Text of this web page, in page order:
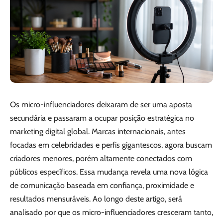
Os micro-influenciadores deixaram de ser uma aposta
secundária e passaram a ocupar posição estratégica no
marketing digital global. Marcas internacionais, antes
focadas em celebridades e perfis gigantescos, agora buscam
criadores menores, porém altamente conectados com
públicos específicos. Essa mudança revela uma nova lógica
de comunicação baseada em confiança, proximidade e
resultados mensuráveis. Ao longo deste artigo, será
analisado por que os micro-influenciadores cresceram tanto,